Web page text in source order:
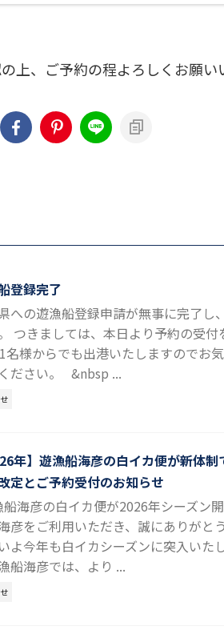
上、ご予約の程よろしくお願い
登録完了
への遊漁船登録申請が無事に完了し
つきましては、本日より予約の受付
名様からでも出港いたしますのでお
ださい。 &nbsp ...
年】遊漁船海彦の白イカ便が新体制
定とご予約受付のお知らせ
船海彦の白イカ便が2026年シーズン
彦をご利用いただき、誠にありがと
よ今年も白イカシーズンに突入いた
船海彦では、より ...